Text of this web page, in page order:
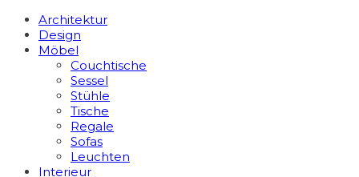
Architektur
Design
Möbel
Couchtische
Sessel
Stühle
Tische
Regale
Sofas
Leuchten
Interieur